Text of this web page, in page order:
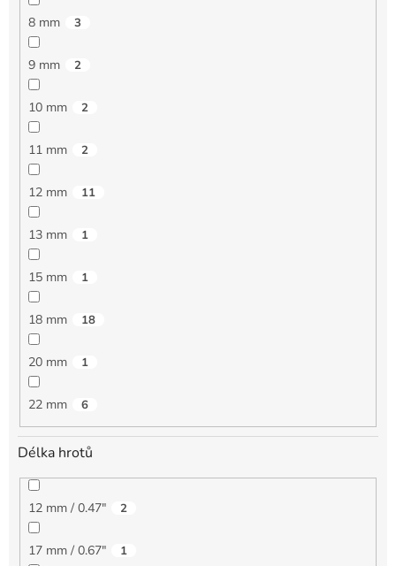
8 mm 3
9 mm 2
10 mm 2
11 mm 2
12 mm 11
13 mm 1
15 mm 1
18 mm 18
20 mm 1
22 mm 6
Délka hrotů
12 mm / 0.47" 2
17 mm / 0.67" 1